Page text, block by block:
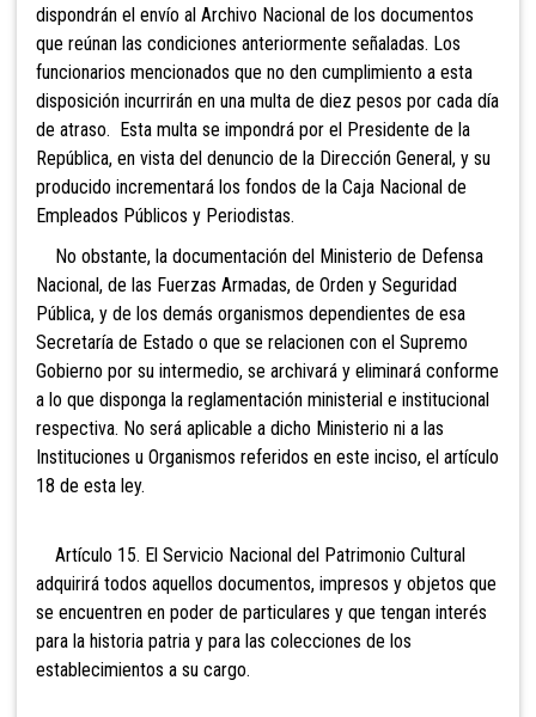
dispondrán el envío al Archivo Nacional de los documentos
que reúnan las condiciones anteriormente señaladas. Los
funcionarios mencionados que no den cumplimiento a esta
disposición incurrirán en una multa de diez pesos por cada día
de atraso. Esta multa se impondrá por el Presidente de la
República, en vista del denuncio de la Dirección General, y su
producido incrementará los fondos de la Caja Nacional de
Empleados Públicos y Periodistas.
No obstante, la documentación del Ministerio de Defensa
Nacional, de las Fuerzas Armadas, de Orden y Seguridad
Pública, y de los demás organismos dependientes de esa
Secretaría de Estado o que se relacionen con el Supremo
Gobierno por su intermedio, se archivará y eliminará conforme
a lo que disponga la reglamentación ministerial e institucional
respectiva. No será aplicable a dicho Ministerio ni a las
Instituciones u Organismos referidos en este inciso, el artículo
18 de esta ley.
Artículo 15. El Servicio Nacional del Patrimonio Cultural
adquirirá todos aquellos documentos, impresos y objetos que
se encuentren en poder de particulares y que tengan interés
para la historia patria y para las colecciones de los
establecimientos a su cargo.